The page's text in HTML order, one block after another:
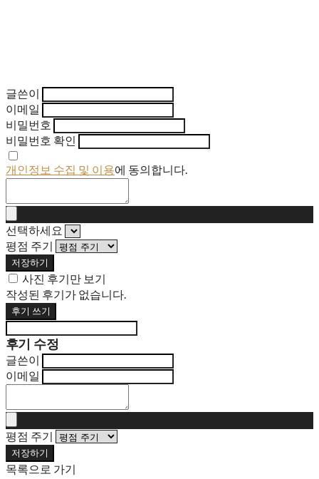
글쓴이
이메일
비밀번호
비밀번호 확인
개인정보 수집 및 이용에 동의합니다.
선택하세요
평점 주기
저장하기
사진 후기만 보기
작성된 후기가 없습니다.
후기 쓰기
후기 수정
글쓴이
이메일
평점 주기
저장하기
목록으로 가기